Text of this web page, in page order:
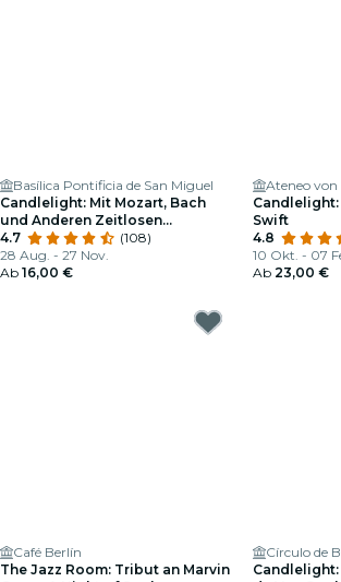
Basílica Pontificia de San Miguel
Candlelight: Mit Mozart, Bach
und Anderen Zeitlosen
Komponisten
4.7
(108)
28 Aug. - 27 Nov.
Ab 16,00 €
Ateneo von
Swift
4.8
10 Okt. - 07
Ab 23,00 €
Café Berlín
The Jazz Room: Tribut an Marvin
Círculo de